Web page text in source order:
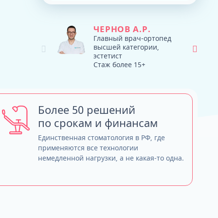
Нужно ли переплачивать за бренд
имплантов?
Обзор лучших систем имплантов, с
которыми мы работаем
Dentium (Юж. Корея)
Тюнинг зубных протезов - продляем
ТРГ и ортодонтический прогноз
Smile VR и моделирование
результата
ЧЕРНОВ А.Р.
Главный врач-ортопед
высшей категории,
эстетист
Стаж более 15+
Более 50 решений
по срокам и финансам
Единственная стоматология в РФ, где
применяются все технологии
немедленной нагрузки, а не какая-то одна.